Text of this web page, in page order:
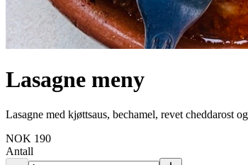
Lasagne meny
Lasagne med kjøttsaus, bechamel, revet cheddarost
NOK 190
Antall